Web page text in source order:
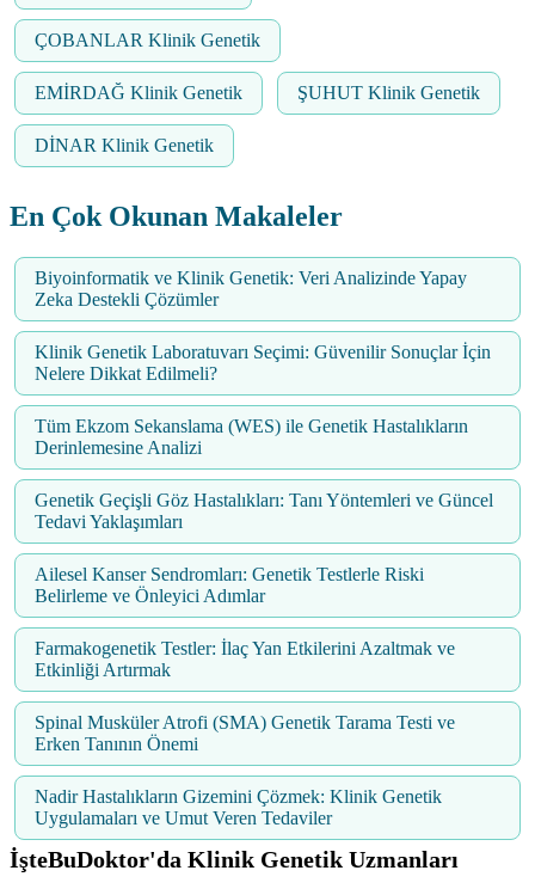
ÇOBANLAR Klinik Genetik
EMİRDAĞ Klinik Genetik ŞUHUT Klinik Genetik
DİNAR Klinik Genetik
En Çok Okunan Makaleler
Biyoinformatik ve Klinik Genetik: Veri Analizinde Yapay
Zeka Destekli Çözümler
Klinik Genetik Laboratuvarı Seçimi: Güvenilir Sonuçlar İçin
Nelere Dikkat Edilmeli?
Tüm Ekzom Sekanslama (WES) ile Genetik Hastalıkların
Derinlemesine Analizi
Genetik Geçişli Göz Hastalıkları: Tanı Yöntemleri ve Güncel
Tedavi Yaklaşımları
Ailesel Kanser Sendromları: Genetik Testlerle Riski
Belirleme ve Önleyici Adımlar
Farmakogenetik Testler: İlaç Yan Etkilerini Azaltmak ve
Etkinliği Artırmak
Spinal Musküler Atrofi (SMA) Genetik Tarama Testi ve
Erken Tanının Önemi
Nadir Hastalıkların Gizemini Çözmek: Klinik Genetik
Uygulamaları ve Umut Veren Tedaviler
İşteBuDoktor'da Klinik Genetik Uzmanları